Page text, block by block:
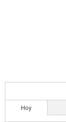
Hoy